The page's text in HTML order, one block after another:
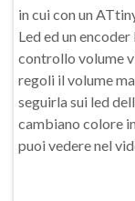
in cui con un
Led ed un
controllo volume
regoli il volume
seguirla sui led
cambiano colore
puoi vedere nel